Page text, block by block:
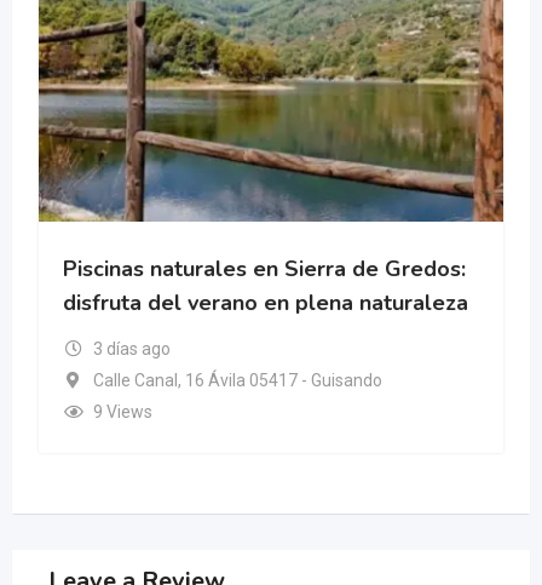
Piscinas naturales en Sierra de Gredos:
disfruta del verano en plena naturaleza
3 días ago
Calle Canal, 16 Ávila 05417 - Guisando
9 Views